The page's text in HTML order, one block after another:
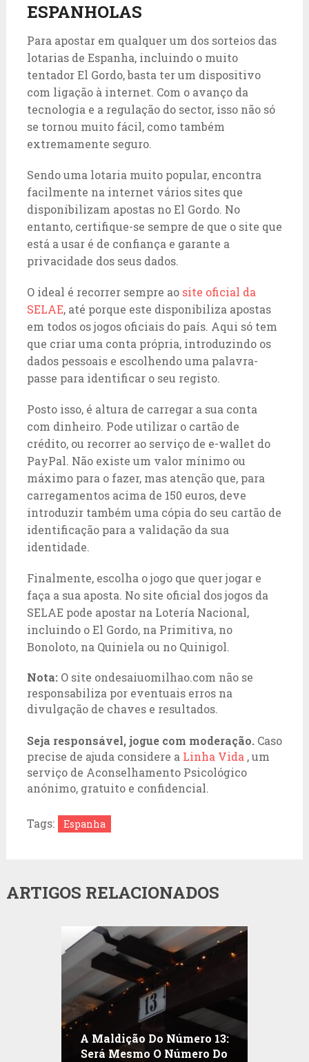
ESPANHOLAS
Para apostar em qualquer um dos sorteios das
lotarias de Espanha, incluindo o muito
tentador El Gordo, basta ter um dispositivo
com ligação à internet. Com o avanço da
tecnologia e a regulação do sector, isso não só
se tornou muito fácil, como também
extremamente seguro.
Sendo uma lotaria muito popular, encontra
facilmente na internet vários sites que
disponibilizam apostas no El Gordo. No
entanto, certifique-se sempre de que o site que
está a usar é de confiança e garante a
privacidade dos seus dados.
O ideal é recorrer sempre ao site oficial da
SELAE, até porque este disponibiliza apostas
em todos os jogos oficiais do país. Aqui só tem
que criar uma conta própria, introduzindo os
dados pessoais e escolhendo uma palavra-
passe para identificar o seu registo.
Posto isso, é altura de carregar a sua conta
com dinheiro. Pode utilizar o cartão de
crédito, ou recorrer ao serviço de e-wallet do
PayPal. Não existe um valor mínimo ou
máximo para o fazer, mas atenção que, para
carregamentos acima de 150 euros, deve
introduzir também uma cópia do seu cartão de
identificação para a validação da sua
identidade.
Finalmente, escolha o jogo que quer jogar e
faça a sua aposta. No site oficial dos jogos da
SELAE pode apostar na Lotería Nacional,
incluindo o El Gordo, na Primitiva, no
Bonoloto, na Quiniela ou no Quinigol.
Nota:O site ondesaiuomilhao.com não se
responsabiliza por eventuais erros na
divulgação de chaves e resultados.
Seja responsável, jogue com moderação.Caso
precise de ajuda considere a Linha Vida , um
serviço de Aconselhamento Psicológico
anónimo, gratuito e confidencial.
Tags: Espanha
ARTIGOS RELACIONADOS
A Maldição Do Número 13:
Será Mesmo O Número Do